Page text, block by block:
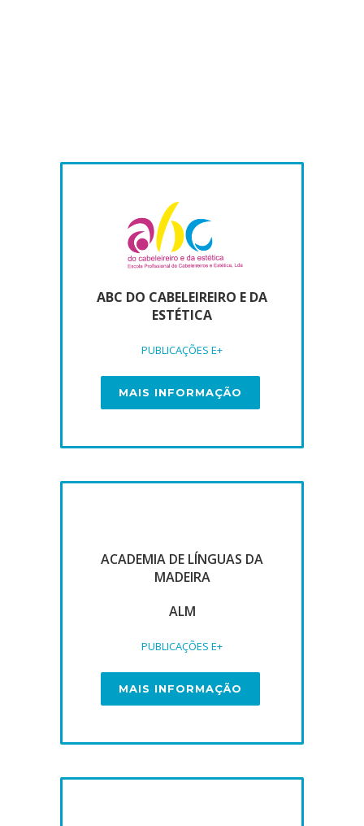
ABC DO CABELEIREIRO E DA
ESTÉTICA
PUBLICAÇÕES E+
MAIS INFORMAÇÃO
ACADEMIA DE LÍNGUAS DA
MADEIRA
ALM
PUBLICAÇÕES E+
MAIS INFORMAÇÃO